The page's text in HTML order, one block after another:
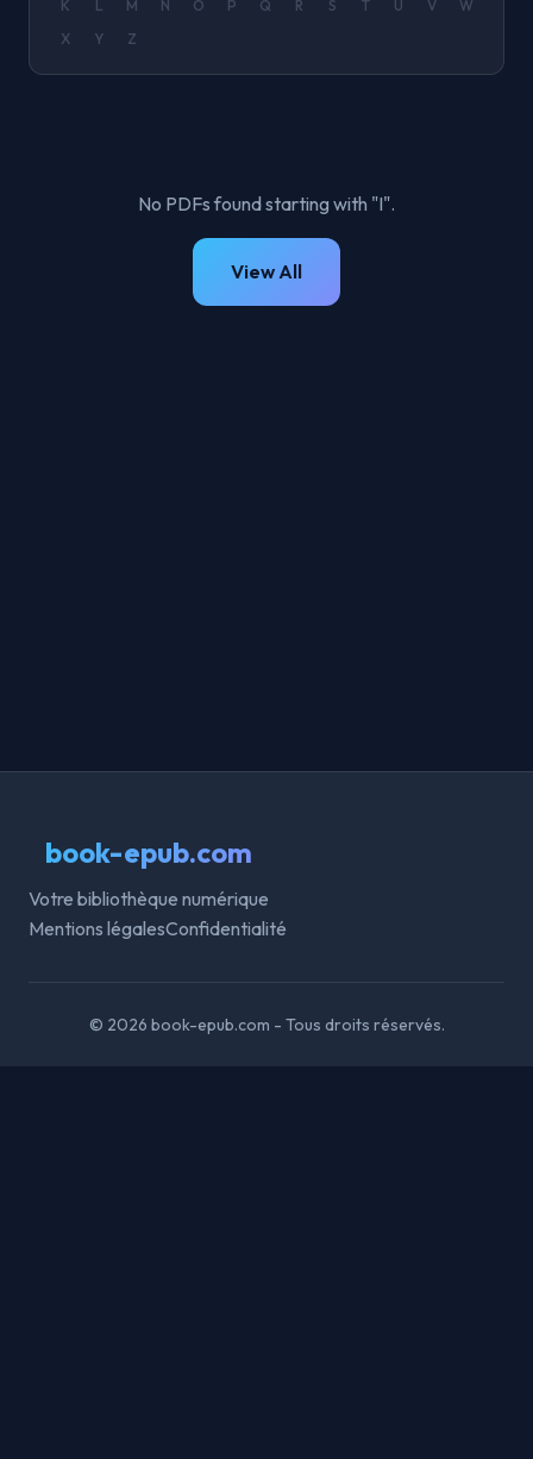
K
L M N O P Q R S T U V
W
X
Y Z
No PDFs found starting with "I".
View All
book-epub.com
Votre bibliothèque numérique
Mentions légalesConfidentialité
© 2026 book-epub.com - Tous droits réservés.